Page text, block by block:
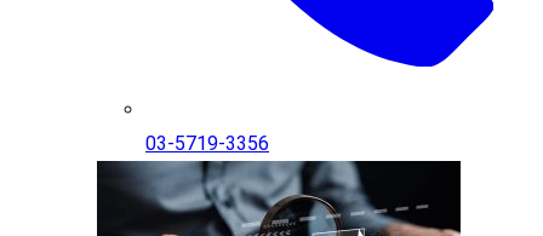
03-5719-3356